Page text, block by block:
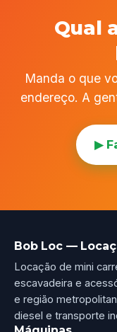
Qual
Manda o que
endereço. A
▶
Bob Loc —
Locação de mini
escavadeira e
e região
diesel e transporte